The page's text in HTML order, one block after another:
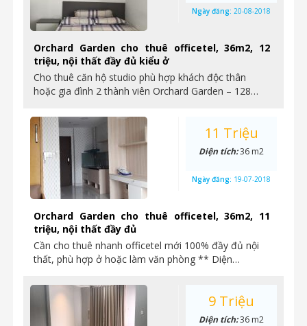
Orchard Garden cho thuê officetel, 36m2, 12
triệu, nội thất đầy đủ kiểu ở
Cho thuê căn hộ studio phù hợp khách độc thân
hoặc gia đình 2 thành viên Orchard Garden – 128…
Ngày đăng: 20-08-2018
Orchard Garden cho thuê officetel, 36m2, 11
triệu, nội thất đầy đủ
Cần cho thuê nhanh officetel mới 100% đầy đủ nội
thất, phù hợp ở hoặc làm văn phòng ** Diện…
11 Triệu
Diện tích:36 m2
Ngày đăng: 19-07-2018
9 Triệu
Diện tích:36 m2